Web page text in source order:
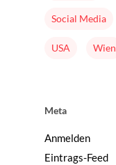
Social Media
USA Wien
Meta
Anmelden
Eintrags-Feed